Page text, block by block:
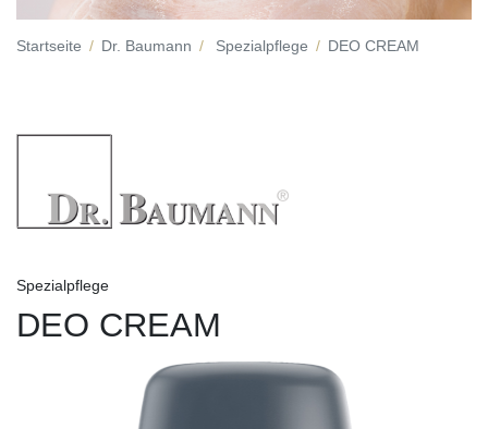
Startseite Dr. Baumann Spezialpflege DEO CREAM
Spezialpflege
DEO CREAM